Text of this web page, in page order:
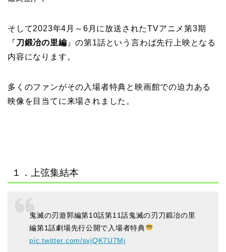
そして2023年4月～6月に放送されたTVアニメ第3期
『 刀鍛冶の里編 』の第1話という言わば先行上映となる
内容になります。
多くのファンがその入場者特典と映画館での迫力ある
映像を目当てに来場されました。
１．上弦集結本
鬼滅の刃遊郭編第10話第11話鬼滅の刃刀鍛冶の里
編第1話劇場先行公開で入場者特典
pic.twitter.com/svjQK7U7Mj